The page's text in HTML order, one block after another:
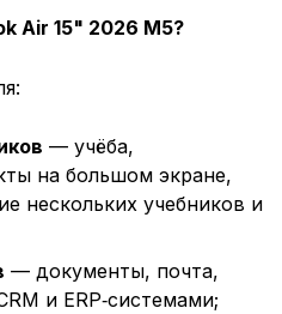
Air 15" 2026 M5?
— учёба,
на большом экране,
нескольких учебников и
— документы, почта,
и ERP‑системами;